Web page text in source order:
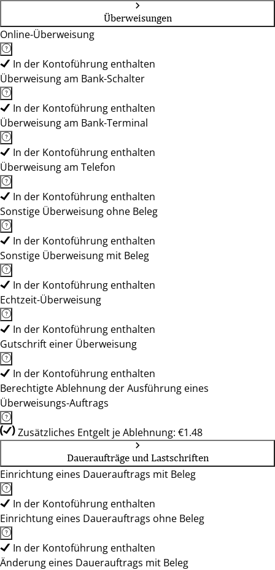
Überweisungen
Online-Überweisung
In der Kontoführung enthalten
Überweisung am Bank-Schalter
In der Kontoführung enthalten
Überweisung am Bank-Terminal
In der Kontoführung enthalten
Überweisung am Telefon
In der Kontoführung enthalten
Sonstige Überweisung ohne Beleg
In der Kontoführung enthalten
Sonstige Überweisung mit Beleg
In der Kontoführung enthalten
Echtzeit-Überweisung
In der Kontoführung enthalten
Gutschrift einer Überweisung
In der Kontoführung enthalten
Berechtigte Ablehnung der Ausführung eines
Überweisungs-Auftrags
Zusätzliches Entgelt je Ablehnung: €1.48
Daueraufträge und Lastschriften
Einrichtung eines Dauerauftrags mit Beleg
In der Kontoführung enthalten
Einrichtung eines Dauerauftrags ohne Beleg
In der Kontoführung enthalten
Änderung eines Dauerauftrags mit Beleg